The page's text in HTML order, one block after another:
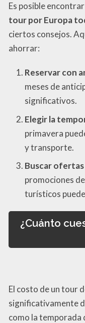
Es posible
tour por Europa
ciertos consejos.
ahorrar:
Reservar con
meses de
significativos.
Elegir la
primavera
y transporte.
Buscar
promociones
turísticos
¿Cuánto
El costo de un tour
significativamente
como la temporada